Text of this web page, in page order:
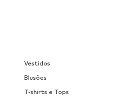
Vestidos
Blusões
T-shirts e Tops